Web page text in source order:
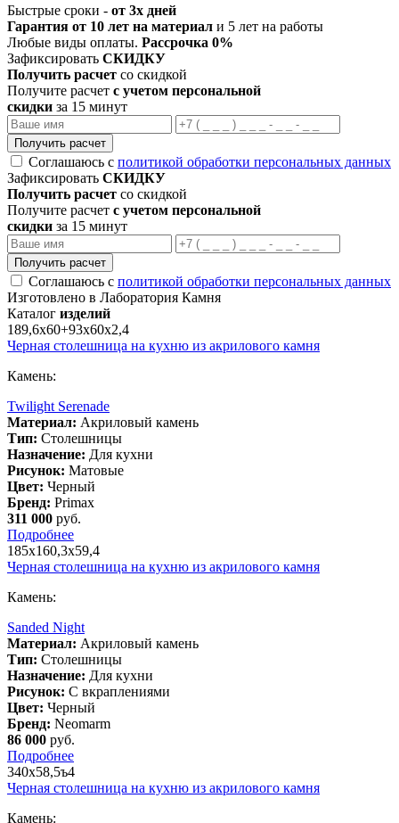
Быстрые сроки - от 3х дней
Гарантия от 10 лет на материал и 5 лет на работы
Любые виды оплаты. Рассрочка 0%
Зафиксировать СКИДКУ
Получить расчет со скидкой
Получите расчет с учетом персональной
скидки за 15 минут
Получить расчет
Соглашаюсь с политикой обработки персональных данных
Зафиксировать СКИДКУ
Получить расчет со скидкой
Получите расчет с учетом персональной
скидки за 15 минут
Получить расчет
Соглашаюсь с политикой обработки персональных данных
Изготовлено в Лаборатория Камня
Каталог изделий
189,6х60+93х60х2,4
Черная столешница на кухню из акрилового камня
Камень:
Twilight Serenade
Материал: Акриловый камень
Тип: Столешницы
Назначение: Для кухни
Рисунок: Матовые
Цвет: Черный
Бренд: Primax
311 000 руб.
Подробнее
185х160,3х59,4
Черная столешница на кухню из акрилового камня
Камень:
Sanded Night
Материал: Акриловый камень
Тип: Столешницы
Назначение: Для кухни
Рисунок: С вкраплениями
Цвет: Черный
Бренд: Neomarm
86 000 руб.
Подробнее
340х58,5ъ4
Черная столешница на кухню из акрилового камня
Камень: